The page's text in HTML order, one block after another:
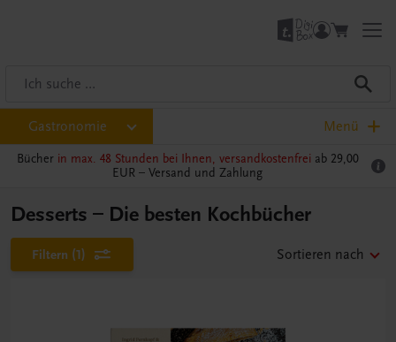
Gastronomie Menü
Bücher in max. 48 Stunden bei Ihnen, versandkostenfrei ab 29,00
EUR – Versand und Zahlung
Desserts – Die besten Kochbücher
Filtern (1) Sortieren nach